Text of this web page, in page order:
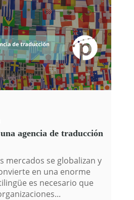
agencia de traducción
mercados se globalizan y
en una enorme
es necesario que